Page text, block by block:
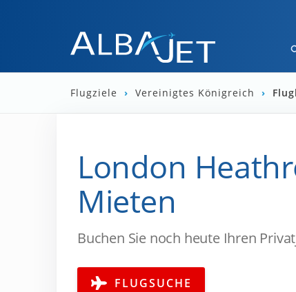
Flugziele › Vereinigtes Königreich ›
London
Mieten
Buchen Sie noch heute Ihren
FLUGSUCHE